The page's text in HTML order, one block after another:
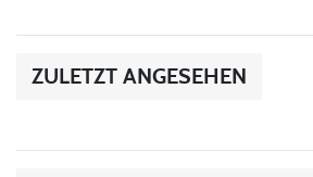
ZULETZT ANGESEHEN